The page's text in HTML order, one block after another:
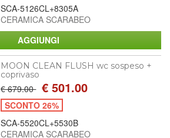
SCA-5126CL+8305A
CERAMICA SCARABEO
MOON CLEAN FLUSH wc sospeso +
coprivaso
€ 679.00 € 501.00
SCONTO 26%
SCA-5520CL+5530B
CERAMICA SCARABEO